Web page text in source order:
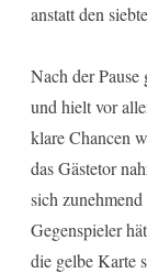
anstatt den
Nach der
und hielt vor
klare Chancen
das Gästetor
sich
Gegenspieler
die gelbe Karte